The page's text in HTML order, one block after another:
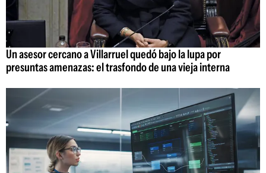
Un asesor cercano a Villarruel quedó bajo la lupa por
presuntas amenazas: el trasfondo de una vieja interna